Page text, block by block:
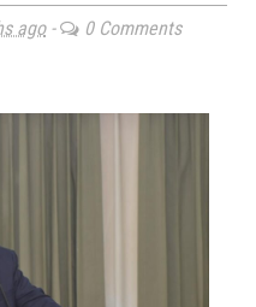
ago- 0 Comments